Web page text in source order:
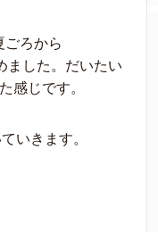
ごろから
ました。だいたい
感じです。
いきます。